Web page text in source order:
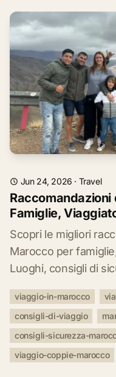
Jun 24, 2026 · Travel
Famiglie,
Scopri le migliori
Marocco per
Luoghi, consigli di
viaggio-in-marocco
consigli-di-viaggio
consigli-sicurezza-
viaggio-coppie-marocco